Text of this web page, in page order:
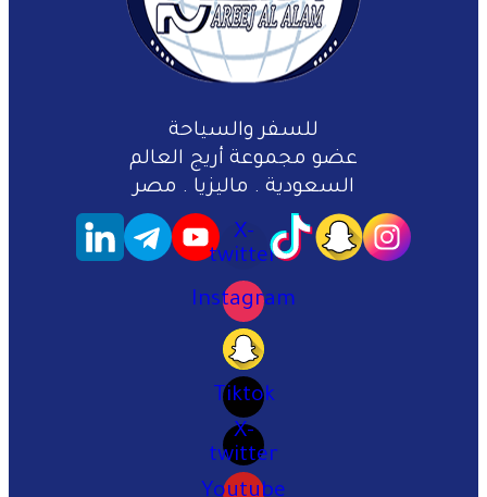
للسفر والسياحة
عضو مجموعة أريج العالم
السعودية . ماليزيا . مصر
X-
twitter
Instagram
Tiktok
X-
twitter